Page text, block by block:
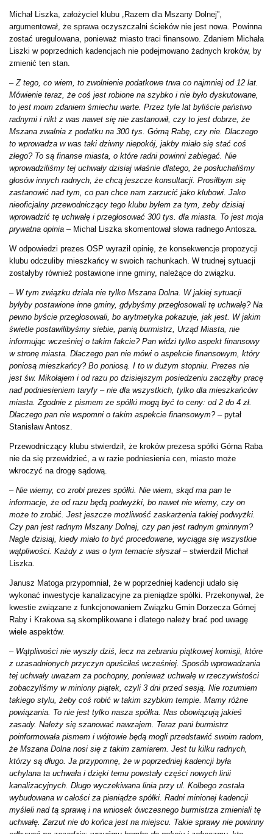
Michał Liszka, założyciel klubu „Razem dla Mszany Dolnej”,
argumentował, że sprawa oczyszczalni ścieków nie jest nowa. Powinna
zostać uregulowana, ponieważ miasto traci finansowo. Zdaniem Michała
Liszki w poprzednich kadencjach nie podejmowano żadnych kroków, by
zmienić ten stan.
– Z tego, co wiem, to zwolnienie podatkowe trwa co najmniej od 12 lat.
Mówienie teraz, że coś jest robione na szybko i nie było dyskutowane,
to jest moim zdaniem śmiechu warte. Przez tyle lat byliście państwo
radnymi i nikt z was nawet się nie zastanowił, czy to jest dobrze, że
Mszana zwalnia z podatku na 300 tys. Górną Rabę, czy nie. Dlaczego
to wprowadza w was taki dziwny niepokój, jakby miało się stać coś
złego? To są finanse miasta, o które radni powinni zabiegać. Nie
wprowadziliśmy tej uchwały dzisiaj właśnie dlatego, że posłuchaliśmy
głosów innych radnych, że chcą jeszcze konsultacji. Prosiłbym się
zastanowić nad tym, co pan chce nam zarzucić jako klubowi. Jako
nieoficjalny przewodniczący tego klubu byłem za tym, żeby dzisiaj
wprowadzić tę uchwałę i przegłosować 300 tys. dla miasta. To jest moja
prywatna opinia –Michał Liszka skomentował słowa radnego Antosza.
W odpowiedzi prezes OSP wyraził opinię, że konsekwencje propozycji
klubu odczuliby mieszkańcy w swoich rachunkach. W trudnej sytuacji
zostałyby również postawione inne gminy, należące do związku.
– W tym związku działa nie tylko Mszana Dolna. W jakiej sytuacji
byłyby postawione inne gminy, gdybyśmy przegłosowali tę uchwałę? Na
pewno byście przegłosowali, bo arytmetyka pokazuje, jak jest. W jakim
świetle postawilibyśmy siebie, panią burmistrz, Urząd Miasta, nie
informując wcześniej o takim fakcie? Pan widzi tylko aspekt finansowy
w stronę miasta. Dlaczego pan nie mówi o aspekcie finansowym, który
poniosą mieszkańcy? Bo poniosą. I to w dużym stopniu. Prezes nie
jest św. Mikołajem i od razu po dzisiejszym posiedzeniu zacząłby pracę
nad podniesieniem taryfy – nie dla wszystkich, tylko dla mieszkańców
miasta. Zgodnie z pismem ze spółki mogą być to ceny: od 2 do 4 zł.
Dlaczego pan nie wspomni o takim aspekcie finansowym?– pytał
Stanisław Antosz.
Przewodniczący klubu stwierdził, że kroków prezesa spółki Górna Raba
nie da się przewidzieć, a w razie podniesienia cen, miasto może
wkroczyć na drogę sądową.
– Nie wiemy, co zrobi prezes spółki. Nie wiem, skąd ma pan te
informacje, że od razu będą podwyżki, bo nawet nie wiemy, czy on
może to zrobić. Jest jeszcze możliwość zaskarżenia takiej podwyżki.
Czy pan jest radnym Mszany Dolnej, czy pan jest radnym gminnym?
Nagle dzisiaj, kiedy miało to być procedowane, wyciąga się wszystkie
wątpliwości. Każdy z was o tym temacie słyszał– stwierdził Michał
Liszka.
Janusz Matoga przypomniał, że w poprzedniej kadencji udało się
wykonać inwestycje kanalizacyjne za pieniądze spółki. Przekonywał, że
kwestie związane z funkcjonowaniem Związku Gmin Dorzecza Górnej
Raby i Krakowa są skomplikowane i dlatego należy brać pod uwagę
wiele aspektów.
– Wątpliwości nie wyszły dziś, lecz na zebraniu piątkowej komisji, które
z uzasadnionych przyczyn opuściłeś wcześniej. Sposób wprowadzania
tej uchwały uważam za pochopny, ponieważ uchwałę w rzeczywistości
zobaczyliśmy w miniony piątek, czyli 3 dni przed sesją. Nie rozumiem
takiego stylu, żeby coś robić w takim szybkim tempie. Mamy różne
powiązania. To nie jest tylko nasza spółka. Nas obowiązują jakieś
zasady. Należy się szanować nawzajem. Teraz pani burmistrz
poinformowała pismem i wójtowie będą mogli przedstawić swoim radom,
że Mszana Dolna nosi się z takim zamiarem. Jest tu kilku radnych,
którzy są długo. Ja przypomnę, że w poprzedniej kadencji była
uchylana ta uchwała i dzięki temu powstały części nowych linii
kanalizacyjnych. Długo wyczekiwana linia przy ul. Kolbego została
wybudowana w całości za pieniądze spółki. Radni minionej kadencji
myśleli nad tą sprawą i na wniosek ówczesnego burmistrza zmieniali tę
uchwałę. Zarzut nie do końca jest na miejscu. Takie sprawy nie powinny